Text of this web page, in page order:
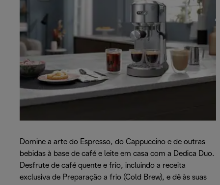
Domine a arte do Espresso, do Cappuccino e de outras
bebidas à base de café e leite em casa com a Dedica Duo.
Desfrute de café quente e frio, incluindo a receita
exclusiva de Preparação a frio (Cold Brew), e dê às suas